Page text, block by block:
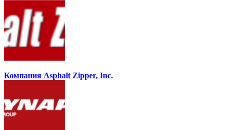
Компания Asphalt Zipper, Inc.